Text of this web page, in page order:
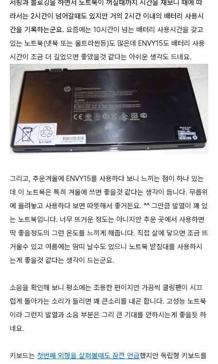
서핑과 블로깅을 하면서 노트북이 꺼질때까지 시간을 재보니 때에 따
라서는 2시간이 넘어갈때도 있지만 거의 2시간 이내의 배터리 사용시
간을 기록하는군요. 요즘에는 10시간이 넘는 배터리 사용시간을 갖고
있는 노트북(넷북 또는 울트라씬등)도 많은데 ENVY15도 배터리 사용
시간이 조금 더 길었으면 좋았을것 같다는 아쉬운 생각도 드네요.
그리고, 추운겨울에 ENVY15를 사용하다 보니 느끼는 점이 하나 있는
데 이 노트북은 특히 겨울에 쓰면 좋을것 같다는 생각이 듭니다. 무릅위
에 올려놓고 사용하다 보면 따뜻해서 좋거든요. ^^ 그만큼 발열이 꽤 있
는 노트북입니다. 너무 뜨거운 정도는 아니지만 추운 곳에서 사용하면
딱 좋을정도의 그런 온도를 느끼게 해줍니다. 직접 살에 닿으면 조금 뜨
거울수 있고 여름에는 땀띠 날수도 있으니 노트북 받침대를 사용하시
는게 좋을것 같다는 생각이 드는군요.
소음을 확인해 보니 평소에는 조용한 편이지만 가끔씩 쿨링팬이 시끄
럽게 돌아가는 소리가 들리면 꽤 큰소리를 내곤 합니다. 고성능 노트북
이라 그런지 발열과 소음 부분은 그리 큰 기대를 안하시는게 좋을듯 하
네요.
키보드는 첫번째 외형을 살펴볼때도 잠깐 언급했지만 독립형 키보드를